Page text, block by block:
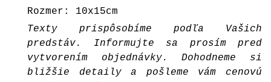
Rozmer: 10x15cm
Texty prispôsobíme podľa Vašich
predstáv. Informujte sa prosím pred
vytvorením objednávky. Dohodneme si
bližšie detaily a pošleme vám cenovú